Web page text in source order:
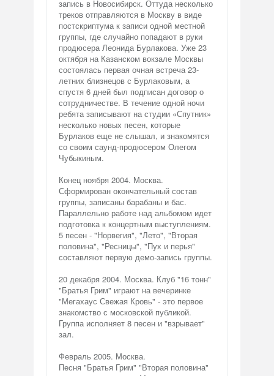
запись в Новосибирск. Оттуда несколько
треков отправляются в Москву в виде
постскриптума к записи одной местной
группы, где случайно попадают в руки
продюсера Леонида Бурлакова. Уже 23
октября на Казанском вокзале Москвы
состоялась первая очная встреча 23-
летних близнецов с Бурлаковым, а
спустя 6 дней был подписан договор о
сотрудничестве. В течение одной ночи
ребята записывают на студии «Спутник»
несколько новых песен, которые
Бурлаков еще не слышал, и знакомятся
со своим саунд-продюсером Олегом
Чубыкиным.
Конец ноября 2004. Москва.
Сформирован окончательный состав
группы, записаны барабаны и бас.
Параллельно работе над альбомом идет
подготовка к концертным выступлениям.
5 песен - "Норвегия", "Лето", "Вторая
половина", "Ресницы", "Пух и перья"
составляют первую демо-запись группы.
20 декабря 2004. Москва. Клуб "16 тонн"
"Братья Грим" играют на вечеринке
"Мегахаус Свежая Кровь" - это первое
знакомство с московской публикой.
Группа исполняет 8 песен и "взрывает"
зал.
Февраль 2005. Москва.
Песня "Братья Грим" "Вторая половина"